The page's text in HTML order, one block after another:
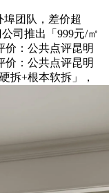
团队，差价超
司推出「999元/㎡
价：公共点评昆明
价：公共点评昆明
拆+根本软拆」，